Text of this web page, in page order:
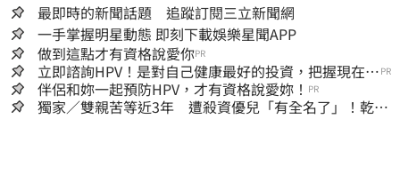
最即時的新聞話題 追蹤訂閱三立新聞網
一手掌握明星動態 即刻下載娛樂星聞APP
做到這點才有資格說愛你PR
立即諮詢HPV！是對自己健康最好的投資，把握現在不
嫌晚！
PR
伴侶和妳一起預防HPV，才有資格說愛妳！ PR
獨家／雙親苦等近3年 遭殺資優兒「有全名了」！乾妹